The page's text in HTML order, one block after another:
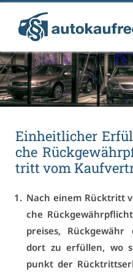
Ein­heit­li­cher
che
tritt vom
Nach ei­nem Rück­tritt
che
prei­ses,
dort zu er­fül­len, wo
punkt der